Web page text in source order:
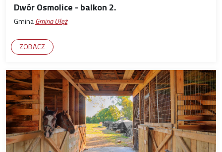
Dwór Osmolice - balkon 2.
GminaGmina Ułęż
ZOBACZ